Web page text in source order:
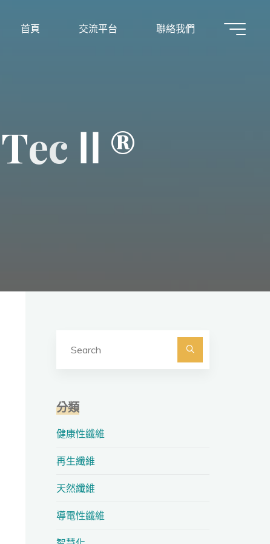
首頁 交流平台 聯絡我們
Tec Ⅱ ®
Search
分類
健康性纖維
再生纖維
天然纖維
導電性纖維